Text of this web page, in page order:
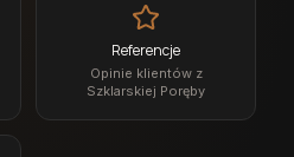
Referencje
Opinie klientów z
Szklarskiej Poręby